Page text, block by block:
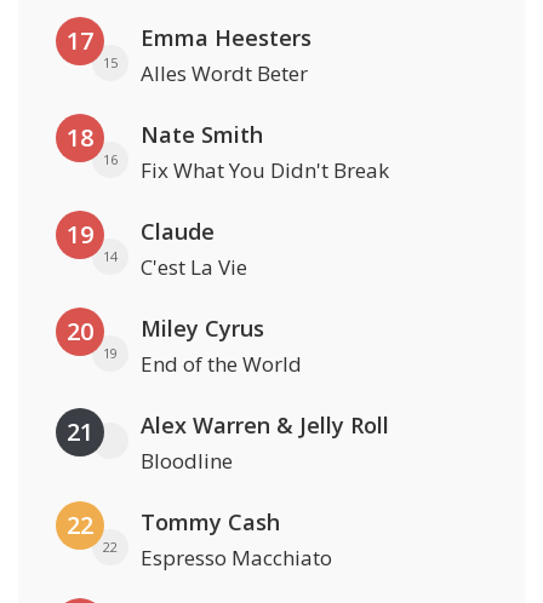
17
15
Emma Heesters
Alles Wordt Beter
18
16
Nate Smith
Fix What You Didn't Break
19
14
Claude
C'est La Vie
20
19
Miley Cyrus
End of the World
21 Alex Warren & Jelly Roll
Bloodline
22
22
Tommy Cash
Espresso Macchiato